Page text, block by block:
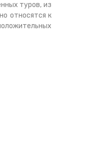
туров, из
относятся к